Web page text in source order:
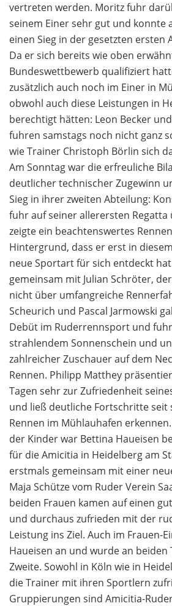
vertreten werden. Moritz fuhr
seinem Einer sehr gut und konnte
einen Sieg in der gesetzten ersten
Da er sich bereits wie oben
Bundeswettbewerb qualifiziert
zusätzlich auch noch im Einer in
obwohl auch diese Leistungen in
berechtigt hätten: Leon Becker
fuhren samstags noch nicht ganz
wie Trainer Christoph Börlin sich
Am Sonntag war die erfreuliche
deutlicher technischer Zugewinn
Sieg in ihrer zweiten Abteilung:
fuhr auf seiner allerersten
zeigte ein beachtenswertes
Hintergrund, dass er erst in
neue Sportart für sich entdeckt
gemeinsam mit Julian Schröter,
nicht über umfangreiche
Scheurich und Pascal Jarmowski
Debüt im Ruderrennsport und
strahlendem Sonnenschein und
zahlreicher Zuschauer auf dem
Rennen. Philipp Matthey
Tagen sehr zur Zufriedenheit
und ließ deutliche Fortschritte seit
Rennen im Mühlauhafen
der Kinder war Bettina Haueisen
für die Amicitia in Heidelberg am
erstmals gemeinsam mit einer
Maja Schütze vom Ruder Verein
beiden Frauen kamen auf einen
und durchaus zufrieden mit der
Leistung ins Ziel. Auch im Frauen-
Haueisen an und wurde an beiden
Zweite. Sowohl in Köln wie in
die Trainer mit ihren Sportlern
Gruppierungen sind Amicitia-